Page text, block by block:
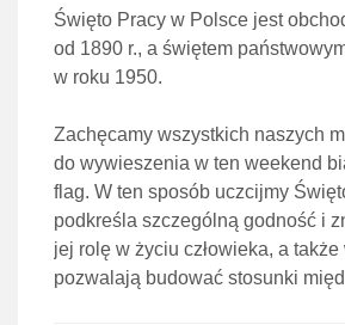
Święto Pracy w Polsce jest
od 1890 r., a świętem
w roku 1950.
Zachęcamy wszystkich naszych
do wywieszenia w ten weekend
flag. W ten sposób uczcijmy
podkreśla szczególną godność i
jej rolę w życiu człowieka, a
pozwalają budować stosunki